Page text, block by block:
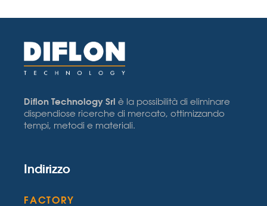
Diflon Technology Srl è la possibilità di eliminare
dispendiose ricerche di mercato, ottimizzando
tempi, metodi e materiali.
Indirizzo
FACTORY